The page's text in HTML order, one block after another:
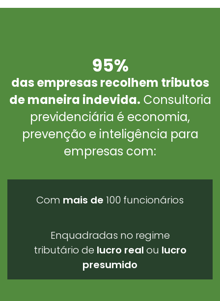
95%
das empresas recolhem tributos
de maneira indevida. Consultoria
previdenciária é economia,
prevenção e inteligência para
empresas com:
Com mais de 100 funcionários
Enquadradas no regime
tributário de lucro real ou lucro
presumido